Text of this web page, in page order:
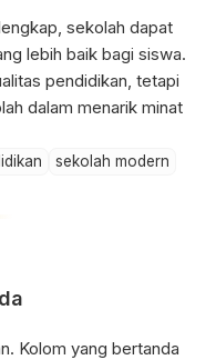
sekolah dapat
lebih baik bagi siswa.
pendidikan, tetapi
dalam menarik minat
sekolah modern
Kolom yang bertanda